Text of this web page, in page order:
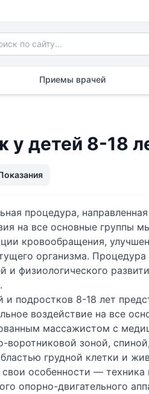
Приемы врачей
детей 8-18
процедура,
на все основные группы
кровообращения,
организма. Процедура
и физиологического
подростков 8-18 лет
воздействие на все
массажистом с
воротниковой зоной,
грудной клетки и
особенности — техника
опорно-двигательного